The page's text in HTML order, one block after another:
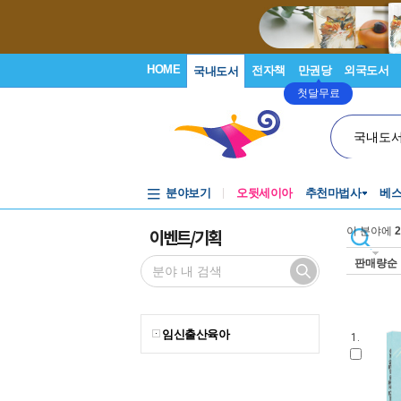
HOME 국내도서 전자책 만권당
첫달무료
외국도서
국내도
분야보기 오뒷세이아 추천마법사 베
이벤트/기획
임신출산육아
이 분야에 2
판매량순
1.